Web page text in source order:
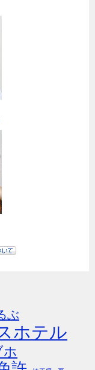
ぶ
ホテル
ホ